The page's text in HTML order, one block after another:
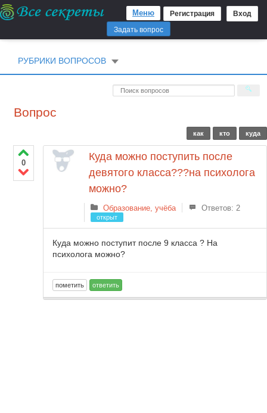
Регистрация Вход
Меню
Задать вопрос
РУБРИКИ ВОПРОСОВ
Вопрос
как кто куда
0
Куда можно поступить после
девятого класса???на психолога
можно?
Образование, учёба Ответов: 2
открыт
Куда можно поступит после 9 класса ? На
психолога можно?